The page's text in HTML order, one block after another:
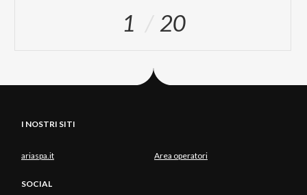
1 20
I NOSTRI SITI
ariaspa.it Area operatori
SOCIAL